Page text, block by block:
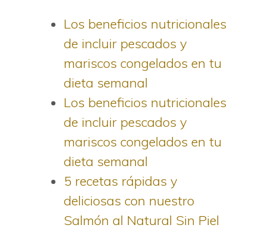
Los beneficios nutricionales
de incluir pescados y
mariscos congelados en tu
dieta semanal
Los beneficios nutricionales
de incluir pescados y
mariscos congelados en tu
dieta semanal
5 recetas rápidas y
deliciosas con nuestro
Salmón al Natural Sin Piel